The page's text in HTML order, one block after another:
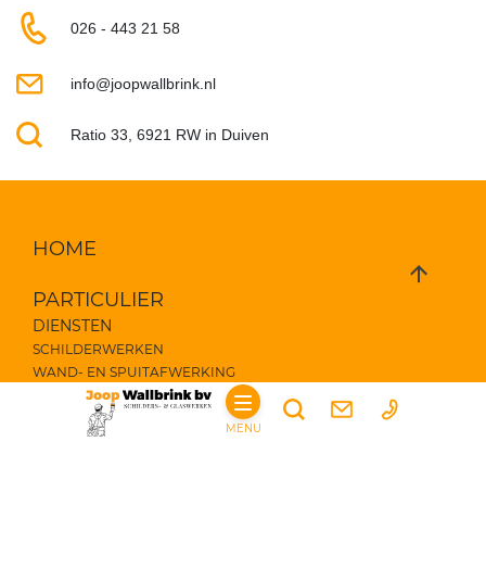
MENU
026 - 443 21 58
info@joopwallbrink.nl
Ratio 33, 6921 RW in Duiven
HOME
PARTICULIER
DIENSTEN
SCHILDERWERKEN
WAND- EN SPUITAFWERKING
GLASSERVICE
BOUWKUNDIGE WERKZAAMHEDEN
BEGLAZING